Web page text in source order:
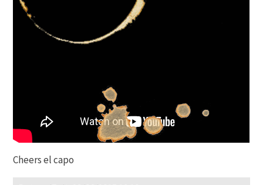
Cheers el capo